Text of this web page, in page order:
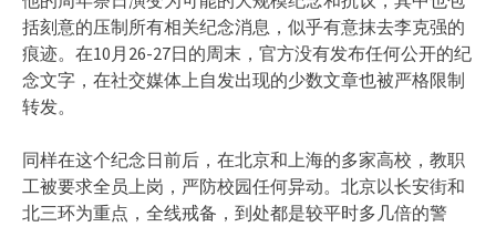
括刻意的压制所有相关纪念消息，似乎有意抹去李克强的
痕迹。在10月26-27日的周末，官方没有发布任何公开的纪
念文字，在社交媒体上自发出现的少数文章也被严格限制
转发。
同样在这个纪念日前后，在北京和上海的多家高校，教职
工被要求全员上岗，严防校园任何异动。北京以长安街和
北三环为重点，全线戒备，到处都是较平时多几倍的警